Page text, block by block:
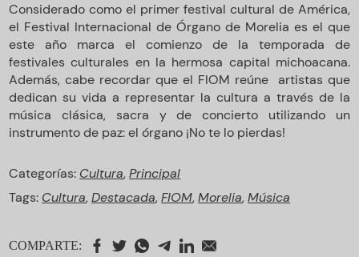
Considerado como el primer festival cultural de América,
el Festival Internacional de Órgano de Morelia es el que
este año marca el comienzo de la temporada de
festivales culturales en la hermosa capital michoacana.
Además, cabe recordar que el FIOM reúne artistas que
dedican su vida a representar la cultura a través de la
música clásica, sacra y de concierto utilizando un
instrumento de paz: el órgano ¡No te lo pierdas!
Categorías: Cultura,Principal
Tags: Cultura,Destacada,FIOM,Morelia,Música
COMPARTE: